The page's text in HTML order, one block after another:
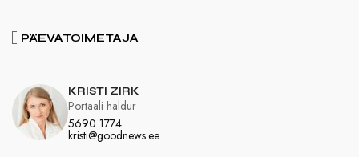
PÄEVATOIMETAJA
KRISTI ZIRK
5690 1774
kristi@goodnews.ee
Portaali haldur